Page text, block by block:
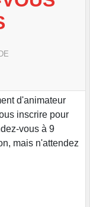
d'animateur
inscrire pour
vous à 9
mais n'attendez